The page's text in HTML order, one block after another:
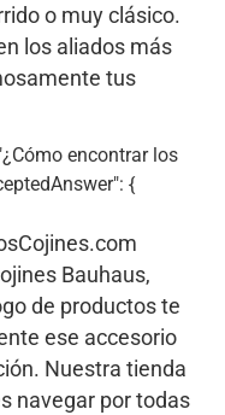
o muy clásico.
los aliados más
tus
encontrar los
{
Bauhaus,
de productos te
ese accesorio
Nuestra tienda
navegar por todas